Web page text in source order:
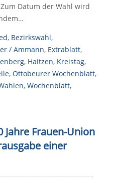
Datum der Wahl wird
, Bezirkswahl,
/ Ammann, Extrablatt,
, Haitzen, Kreistag,
, Ottobeurer Wochenblatt,
, Wochenblatt,
Jahre Frauen-Union
einer